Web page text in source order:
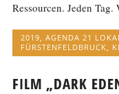
Ressourcen. Jeden
2019,AGENDA 21
FÜRSTENFELDBRUCK,
FILM „DARK